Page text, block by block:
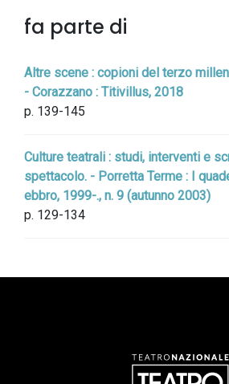
fa parte di
Altre scene : copioni del terzo
- Corazzano : Titivillus, 2018
p. 139-145
Culture teatrali : studi, interventi e
spettacolo. - Porretta Terme : I
ebbro, 1999-., n. 9 (autunno 2003)
p. 129-134